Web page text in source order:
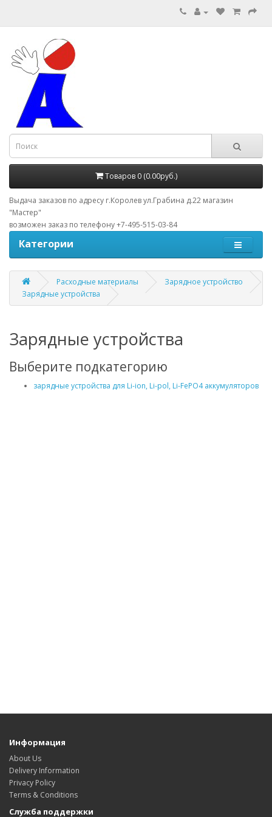
Товаров 0 (0.00руб.)
Выдача заказов по адресу г.Королев ул.Грабина д.22 магазин
"Мастер"
возможен заказ по телефону +7-495-515-03-84
Категории
Расходные материалы
Зарядное устройство
Зарядные устройства
Зарядные устройства
Выберите подкатегорию
зарядные устройства для Li-ion, Li-pol, Li-FePO4 аккумуляторов
Информация
About Us
Delivery Information
Privacy Policy
Terms & Conditions
Служба поддержки